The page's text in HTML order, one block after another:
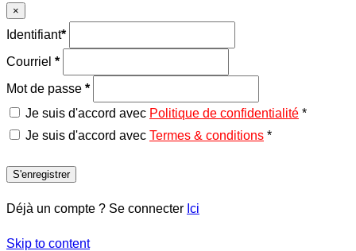
×
Identifiant*
Courriel *
Mot de passe *
Je suis d'accord avec Politique de confidentialité *
Je suis d'accord avec Termes & conditions *
S'enregistrer
Déjà un compte ? Se connecter Ici
Skip to content